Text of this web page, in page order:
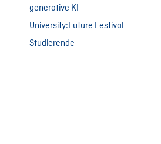
generative KI
University:Future Festival
Studierende